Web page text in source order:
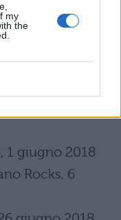
my
the
Siro, 20 giugno
2018
1 giugno 2018
Rocks, 6